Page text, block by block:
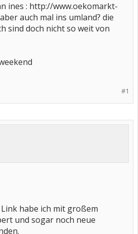
ines : http://www.oekomarkt-
auch mal ins umland? die
sind doch nicht so weit von
#1
habe ich mit großem
und sogar noch neue